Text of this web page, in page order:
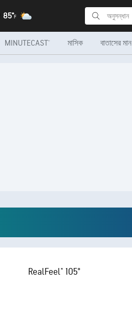
85°F
MINUTECAST® মাসিক বাতাসের মান
RealFeel® 105°